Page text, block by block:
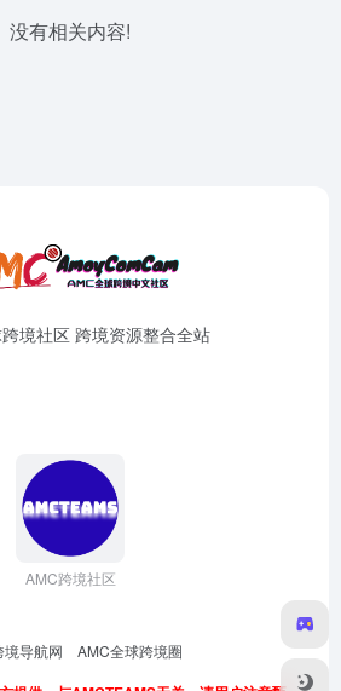
没有相关内容!
境社区 跨境资源整合全站
AMC跨境社区
境导航网 AMC全球跨境圈